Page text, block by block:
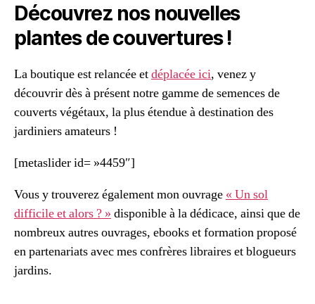
Découvrez nos nouvelles
plantes de couvertures !
La boutique est relancée etdéplacée ici, venez y
découvrir dès à présent notre gamme de semences de
couverts végétaux, la plus étendue à destination des
jardiniers amateurs !
[metaslider id= »4459″]
Vous y trouverez également mon ouvrage « Un sol
difficile et alors ? » disponible à la dédicace, ainsi que de
nombreux autres ouvrages, ebooks et formation proposé
en partenariats avec mes confrères libraires et blogueurs
jardins.